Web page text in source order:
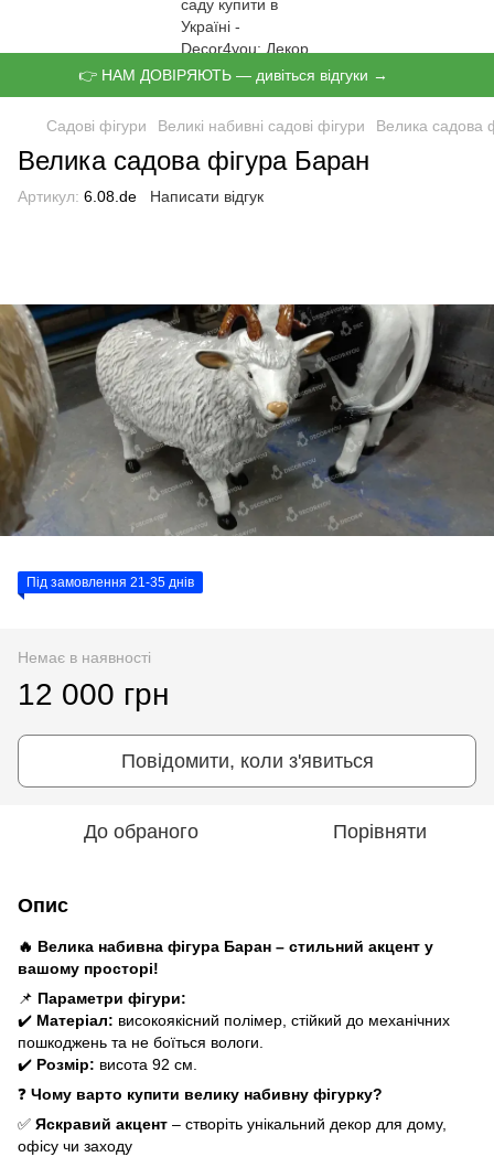
👉 НАМ ДОВІРЯЮТЬ — дивіться відгуки →
Садові фігури Великі набивні садові фігури Велика садова
Велика садова фігура Баран
Артикул: 6.08.de Написати відгук
Під замовлення 21-35 днів
Немає в наявності
12 000 грн
Повідомити, коли з'явиться
До обраного Порівняти
Опис
🔥 Велика набивна фігура Баран – стильний акцент у
вашому просторі!
📌 Параметри фігури:
✔️ Матеріал: високоякісний полімер, стійкий до механічних
пошкоджень та не боїться вологи.
✔️ Розмір: висота 92 см.
❓ Чому варто купити велику набивну фігурку?
✅ Яскравий акцент – створіть унікальний декор для дому,
офісу чи заходу